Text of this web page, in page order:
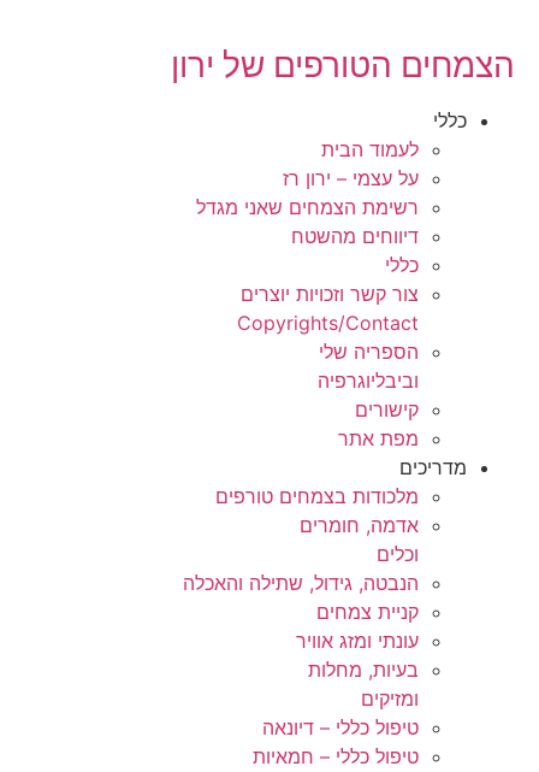
הצמחים הטורפים של ירון
כללי
לעמוד הבית
על עצמי – ירון רז
רשימת הצמחים שאני מגדל
דיווחים מהשטח
כללי
צור קשר וזכויות יוצרים
Copyrights/Contact
הספריה שלי
וביבליוגרפיה
קישורים
מפת אתר
מדריכים
מלכודות בצמחים טורפים
אדמה, חומרים
וכלים
הנבטה, גידול, שתילה והאכלה
קניית צמחים
עונתי ומזג אוויר
בעיות, מחלות
ומזיקים
טיפול כללי – דיונאה
טיפול כללי – חמאיות